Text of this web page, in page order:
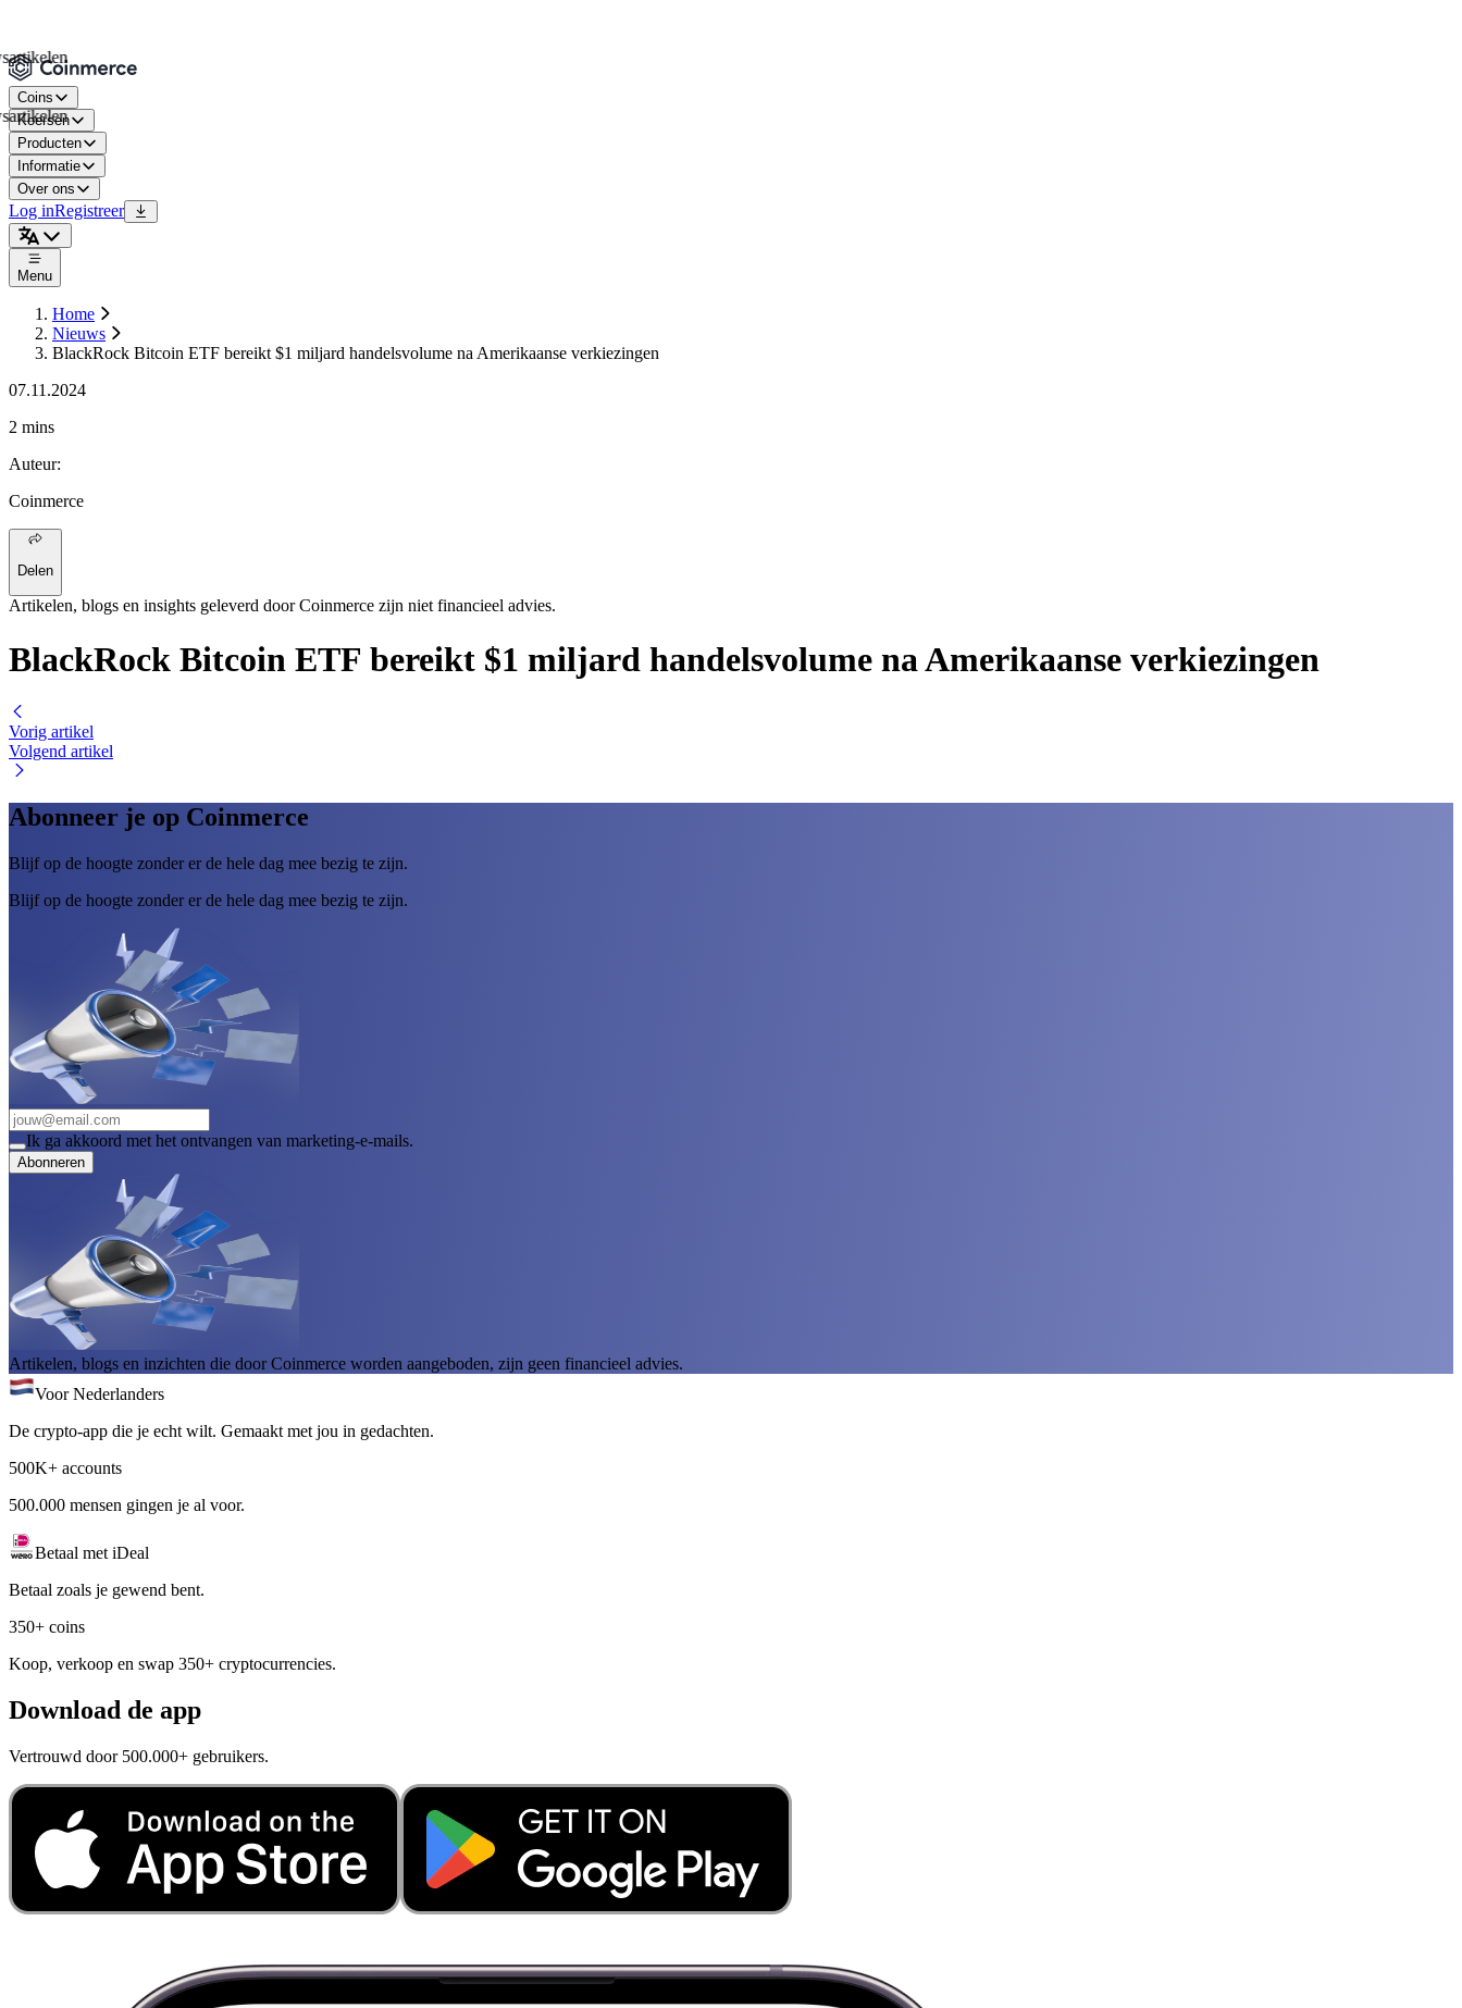
Coins
Koersen
Producten
Informatie
Over ons
Log inRegistreer
Menu
Home
Nieuws
BlackRock Bitcoin ETF bereikt $1 miljard handelsvolume na Amerikaanse verkiezingen
07.11.2024
2 mins
Auteur:
Coinmerce
Delen
Artikelen, blogs en insights geleverd door Coinmerce zijn niet financieel advies.
BlackRock Bitcoin ETF bereikt $1 miljard handelsvolume na Amerikaanse verkiezingen
Vorig artikel
Volgend artikel
Abonneer je op Coinmerce
Blijf op de hoogte zonder er de hele dag mee bezig te zijn.
Blijf op de hoogte zonder er de hele dag mee bezig te zijn.
Ik ga akkoord met het ontvangen van marketing-e-mails.
Abonneren
Artikelen, blogs en inzichten die door Coinmerce worden aangeboden, zijn geen financieel advies.
Voor Nederlanders
De crypto-app die je echt wilt. Gemaakt met jou in gedachten.
500K+ accounts
500.000 mensen gingen je al voor.
Betaal met iDeal
Betaal zoals je gewend bent.
350+ coins
Koop, verkoop en swap 350+ cryptocurrencies.
Download de app
Vertrouwd door 500.000+ gebruikers.